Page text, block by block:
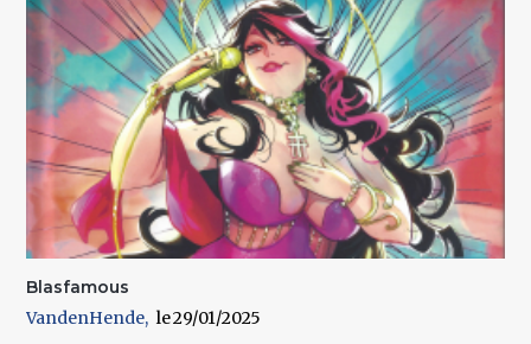
Blasfamous
VandenHende
29/01/2025